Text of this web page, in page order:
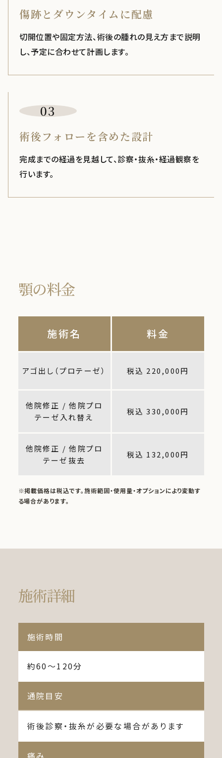
傷跡とダウンタイムに配慮
切開位置や固定方法、術後の腫れの見え方まで説明
し、予定に合わせて計画します。
03
術後フォローを含めた設計
完成までの経過を見越して、診察・抜糸・経過観察を
行います。
顎の料金
施術名 料金
アゴ出し（プロテーゼ） 税込 220,000円
他院修正 / 他院プロ
テーゼ入れ替え
税込 330,000円
他院修正 / 他院プロ
テーゼ抜去
税込 132,000円
※掲載価格は税込です。施術範囲・使用量・オプションにより変動す
る場合があります。
施術詳細
施術時間
約60〜120分
通院目安
術後診察・抜糸が必要な場合があります
痛み